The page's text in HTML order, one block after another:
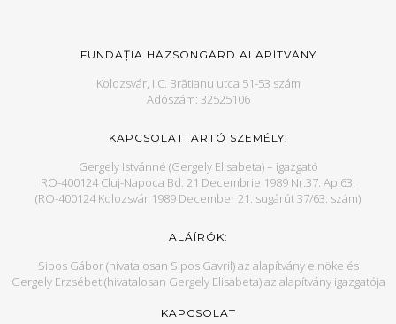
FUNDAȚIA HÁZSONGÁRD ALAPÍTVÁNY
Kolozsvár, I.C. Brătianu utca 51-53 szám
Adószám: 32525106
KAPCSOLATTARTÓ SZEMÉLY:
Gergely Istvánné (Gergely Elisabeta) – igazgató
RO-400124 Cluj-Napoca Bd. 21 Decembrie 1989 Nr.37. Ap.63.
(RO-400124 Kolozsvár 1989 December 21. sugárút 37/63. szám)
ALÁÍRÓK:
Sipos Gábor (hivatalosan Sipos Gavril) az alapítvány elnöke és
Gergely Erzsébet (hivatalosan Gergely Elisabeta) az alapítvány igazgatója
KAPCSOLAT